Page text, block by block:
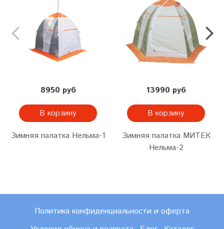
8950 руб
В корзину
Зимняя палатка Нельма-1
13990 руб
В корзину
Зимняя палатка МИТЕК
Нельма-2
Политика конфиденциальности и оферта